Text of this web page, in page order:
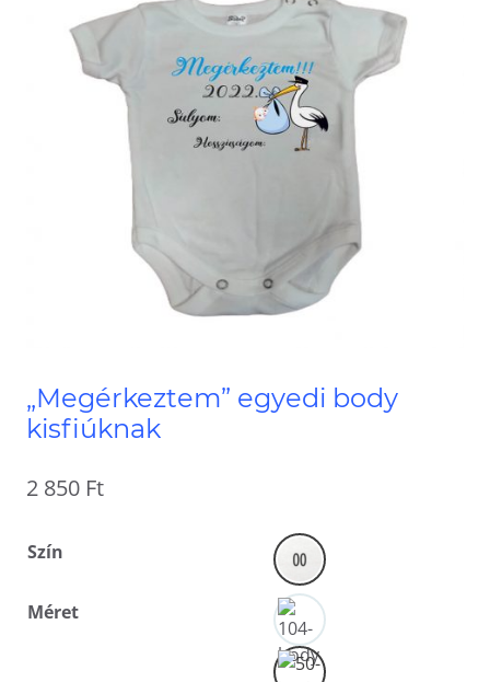
„Megérkeztem” egyedi body
kisfiúknak
2 850 Ft
Szín
Méret